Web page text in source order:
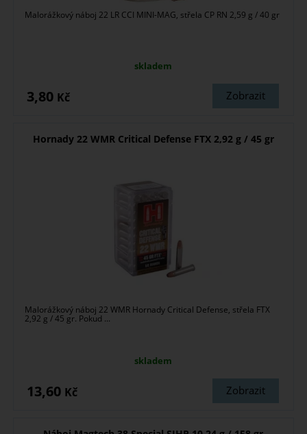
Malorážkový náboj 22 LR CCI MINI-MAG, střela CP RN 2,59 g / 40 gr
skladem
Zobrazit
3,80 Kč
Hornady 22 WMR Critical Defense FTX 2,92 g / 45 gr
Malorážkový náboj 22 WMR Hornady Critical Defense, střela FTX
2,92 g / 45 gr. Pokud ...
skladem
Zobrazit
13,60 Kč